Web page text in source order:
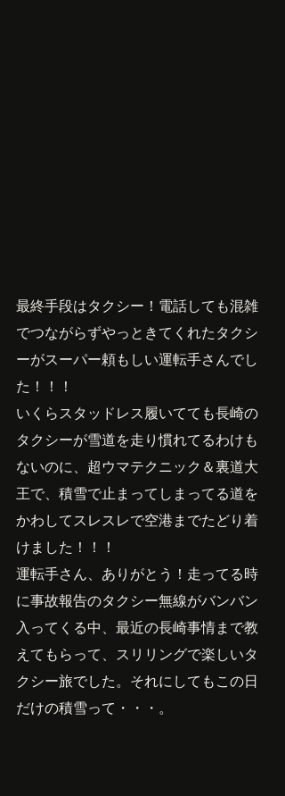
最終手段はタクシー！電話しても混雑
でつながらずやっときてくれたタクシ
ーがスーパー頼もしい運転手さんでし
た！！！
いくらスタッドレス履いてても長崎の
タクシーが雪道を走り慣れてるわけも
ないのに、超ウマテクニック＆裏道大
王で、積雪で止まってしまってる道を
かわしてスレスレで空港までたどり着
けました！！！
運転手さん、ありがとう！走ってる時
に事故報告のタクシー無線がバンバン
入ってくる中、最近の長崎事情まで教
えてもらって、スリリングで楽しいタ
クシー旅でした。それにしてもこの日
だけの積雪って・・・。